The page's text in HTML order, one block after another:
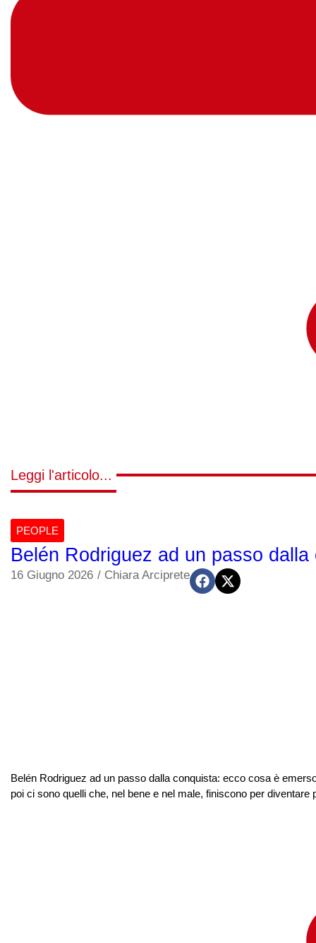
Leggi l'articolo...
PEOPLE
Belén Rodriguez ad un passo
16 Giugno 2026 / Chiara Arciprete
Belén Rodriguez ad un passo dalla conquista: ecco cosa è
poi ci sono quelli che, nel bene e nel male, finiscono per